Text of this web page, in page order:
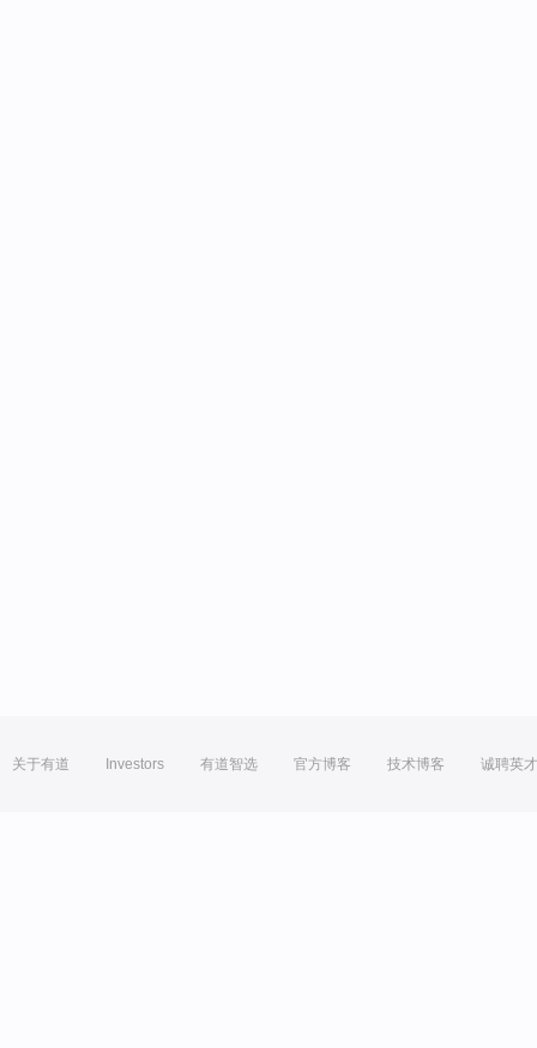
关于有道 Investors 有道智选 官方博客 技术博客 诚聘英才